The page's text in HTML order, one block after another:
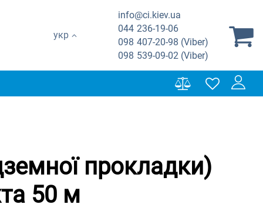
укр
info@ci.kiev.ua
044 236-19-06
098 407-20-98 (Viber)
098 539-09-02 (Viber)
прокладки)
50 м